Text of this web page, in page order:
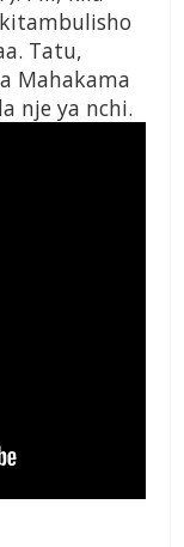
Tatu,
Mahakama
nje ya nchi.